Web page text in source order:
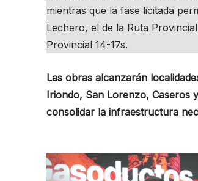
mientras que la fase licitada
Lechero, el de la Ruta
Provincial 14-17s.
Las obras alcanzarán
Iriondo, San Lorenzo, Caseros
consolidar la infraestructura